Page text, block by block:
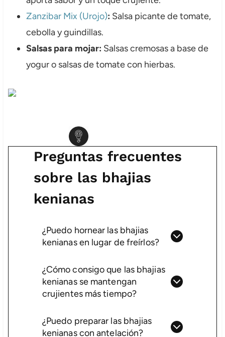
Zanzibar Mix (Urojo): Salsa picante de tomate,
cebolla y guindillas.
Salsas para mojar: Salsas cremosas a base de
yogur o salsas de tomate con hierbas.
Preguntas frecuentes
sobre las bhajias
kenianas
¿Puedo hornear las bhajias
kenianas en lugar de freírlos?
¿Cómo consigo que las bhajias
kenianas se mantengan
crujientes más tiempo?
¿Puedo preparar las bhajias
kenianas con antelación?